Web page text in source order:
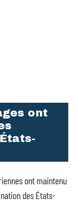
ont
ont maintenu
des États-